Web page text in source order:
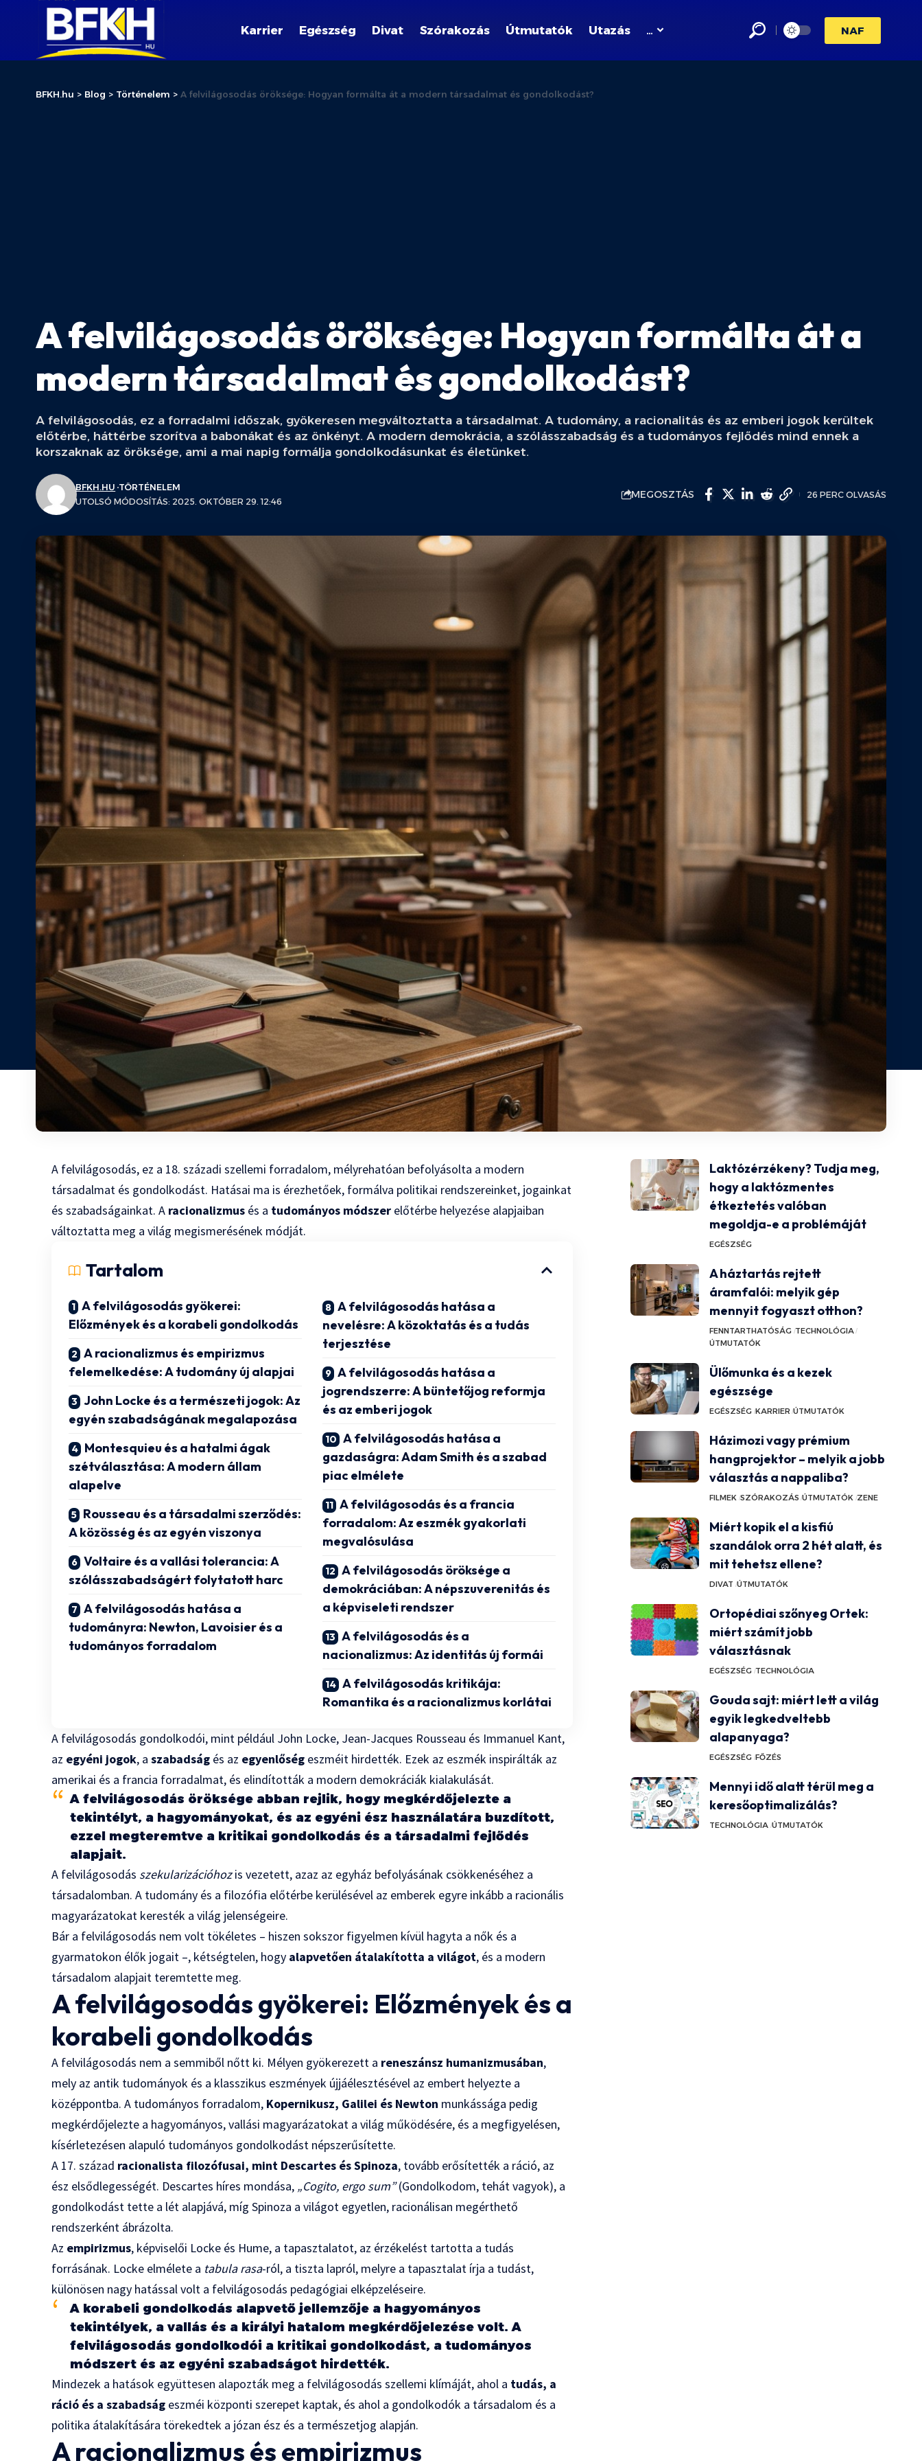
Karrier Egészség Divat Szórakozás Útmutatók Utazás … NAF
BFKH.hu > Blog > Történelem > A felvilágosodás öröksége: Hogyan formálta át a modern társadalmat és gondolkodást?
A felvilágosodás öröksége: Hogyan formálta át a
modern társadalmat és gondolkodást?
A felvilágosodás, ez a forradalmi időszak, gyökeresen megváltoztatta a társadalmat. A tudomány, a racionalitás és az emberi jogok kerültek
előtérbe, háttérbe szorítva a babonákat és az önkényt. A modern demokrácia, a szólásszabadság és a tudományos fejlődés mind ennek a
korszaknak az öröksége, ami a mai napig formálja gondolkodásunkat és életünket.
UTOLSÓ MÓDOSÍTÁS: 2025. OKTÓBER 29. 12:46
BFKH.HU TÖRTÉNELEM
MEGOSZTÁS 26 PERC OLVASÁS
A felvilágosodás, ez a 18. századi szellemi forradalom, mélyrehatóan befolyásolta a modern
társadalmat és gondolkodást. Hatásai ma is érezhetőek, formálva politikai rendszereinket, jogainkat
és szabadságainkat. A racionalizmus és a tudományos módszer előtérbe helyezése alapjaiban
változtatta meg a világ megismerésének módját.
Tartalom
A felvilágosodás gyökerei:
Előzmények és a korabeli gondolkodás
A racionalizmus és empirizmus
felemelkedése: A tudomány új alapjai
John Locke és a természeti jogok: Az
egyén szabadságának megalapozása
Montesquieu és a hatalmi ágak
szétválasztása: A modern állam
alapelve
Rousseau és a társadalmi szerződés:
A közösség és az egyén viszonya
Voltaire és a vallási tolerancia: A
szólásszabadságért folytatott harc
A felvilágosodás hatása a
tudományra: Newton, Lavoisier és a
tudományos forradalom
A felvilágosodás hatása a
nevelésre: A közoktatás és a tudás
terjesztése
A felvilágosodás hatása a
jogrendszerre: A büntetőjog reformja
és az emberi jogok
A felvilágosodás hatása a
gazdaságra: Adam Smith és a szabad
piac elmélete
A felvilágosodás és a francia
forradalom: Az eszmék gyakorlati
megvalósulása
A felvilágosodás öröksége a
demokráciában: A népszuverenitás és
a képviseleti rendszer
A felvilágosodás és a
nacionalizmus: Az identitás új formái
A felvilágosodás kritikája:
Romantika és a racionalizmus korlátai
A felvilágosodás gondolkodói, mint például John Locke, Jean-Jacques Rousseau és Immanuel Kant,
az egyéni jogok, aszabadság és az egyenlőség eszméit hirdették. Ezek az eszmék inspirálták az
amerikai és a francia forradalmat, és elindították a modern demokráciák kialakulását.
A felvilágosodás öröksége abban rejlik, hogy megkérdőjelezte a
tekintélyt, a hagyományokat, és az egyéni ész használatára buzdított,
ezzel megteremtve a kritikai gondolkodás és a társadalmi fejlődés
alapjait.
A felvilágosodás szekularizációhozis vezetett, azaz az egyház befolyásának csökkenéséhez a
társadalomban. A tudomány és a filozófia előtérbe kerülésével az emberek egyre inkább a racionális
magyarázatokat keresték a világ jelenségeire.
Bár a felvilágosodás nem volt tökéletes – hiszen sokszor figyelmen kívül hagyta a nők és a
gyarmatokon élők jogait –, kétségtelen, hogy alapvetően átalakította a világot, és a modern
társadalom alapjait teremtette meg.
A felvilágosodás gyökerei: Előzmények és a
korabeli gondolkodás
A felvilágosodás nem a semmiből nőtt ki. Mélyen gyökerezett a reneszánsz humanizmusában,
mely az antik tudományok és a klasszikus eszmények újjáélesztésével az embert helyezte a
középpontba. A tudományos forradalom, Kopernikusz, Galilei és Newton munkássága pedig
megkérdőjelezte a hagyományos, vallási magyarázatokat a világ működésére, és a megfigyelésen,
kísérletezésen alapuló tudományos gondolkodást népszerűsítette.
A 17. század racionalista filozófusai, mint Descartes és Spinoza, tovább erősítették a ráció, az
ész elsődlegességét. Descartes híres mondása, „Cogito, ergo sum”(Gondolkodom, tehát vagyok), a
gondolkodást tette a lét alapjává, míg Spinoza a világot egyetlen, racionálisan megérthető
rendszerként ábrázolta.
Az empirizmus, képviselői Locke és Hume, a tapasztalatot, az érzékelést tartotta a tudás
forrásának. Locke elmélete a tabula rasa-ról, a tiszta lapról, melyre a tapasztalat írja a tudást,
különösen nagy hatással volt a felvilágosodás pedagógiai elképzeléseire.
A korabeli gondolkodás alapvető jellemzője a hagyományos
tekintélyek, a vallás és a királyi hatalom megkérdőjelezése volt. A
felvilágosodás gondolkodói a kritikai gondolkodást, a tudományos
módszert és az egyéni szabadságot hirdették.
Mindezek a hatások együttesen alapozták meg a felvilágosodás szellemi klímáját, ahol a tudás, a
ráció és a szabadság eszméi központi szerepet kaptak, és ahol a gondolkodók a társadalom és a
politika átalakítására törekedtek a józan ész és a természetjog alapján.
A racionalizmus és empirizmus
Laktózérzékeny? Tudja meg,
hogy a laktózmentes
étkeztetés valóban
megoldja-e a problémáját
EGÉSZSÉG
A háztartás rejtett
áramfalói: melyik gép
mennyit fogyaszt otthon?
FENNTARTHATÓSÁG TECHNOLÓGIA
ÚTMUTATÓK
Ülőmunka és a kezek
egészsége
EGÉSZSÉG KARRIER ÚTMUTATÓK
Házimozi vagy prémium
hangprojektor – melyik a jobb
választás a nappaliba?
FILMEK SZÓRAKOZÁS ÚTMUTATÓK ZENE
Miért kopik el a kisfiú
szandálok orra 2 hét alatt, és
mit tehetsz ellene?
DIVAT ÚTMUTATÓK
Ortopédiai szőnyeg Ortek:
miért számít jobb
választásnak
EGÉSZSÉG TECHNOLÓGIA
Gouda sajt: miért lett a világ
egyik legkedveltebb
alapanyaga?
EGÉSZSÉG FŐZÉS
Mennyi idő alatt térül meg a
keresőoptimalizálás?
TECHNOLÓGIA ÚTMUTATÓK